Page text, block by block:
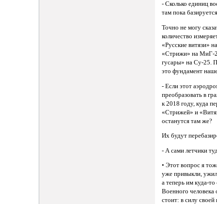
- Сколько единиц
там пока
Точно не могу
количество
«Русские витязи»
«Стрижи» на МиГ-
гусары» на Су-25.
это фундамент
- Если этот
преобразовать в
к 2018 году, куда
«Стрижей» и
останутся там же?
Их будут
- А сами летчики
• Этот вопрос я
уже привыкли,
а теперь им куда-то
Военного человека
стоит: в силу своей